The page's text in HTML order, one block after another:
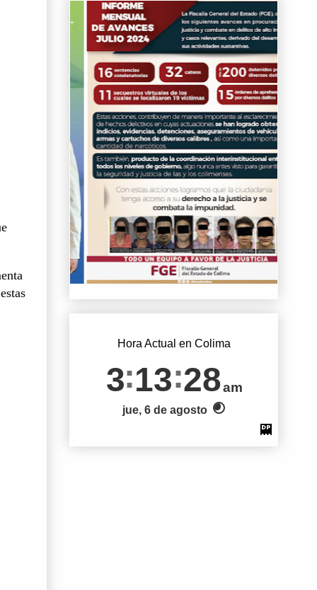
Hora Actual en Colima
3 13 29am
jue, 6 de agosto